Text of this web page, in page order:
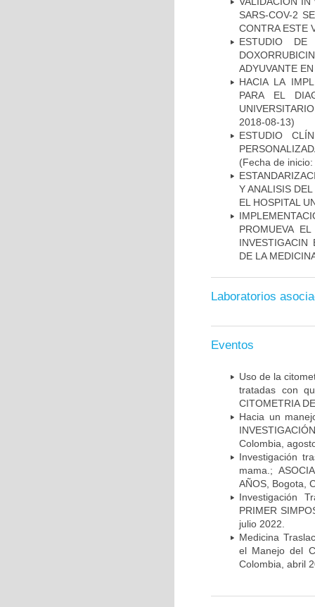
SARS-COV-2
CONTRA ESTE
ESTUDIO DE
ADYUVANTE
HACIA LA
PARA EL
2018-08-13)
ESTUDIO
(Fecha de
Y ANALISIS
EL HOSPITAL
PROMUEVA
INVESTIGACIN
DE LA
Laboratorios
Eventos
Uso de la
tratadas con
CITOMETRIA
Hacia un
Colombia,
Investigación
mama.;
AÑOS, Bogota,
Investigación
PRIMER
julio 2022.
Medicina
el Manejo del
Colombia, abril